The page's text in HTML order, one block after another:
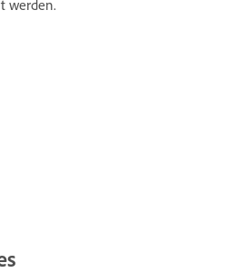
werden.